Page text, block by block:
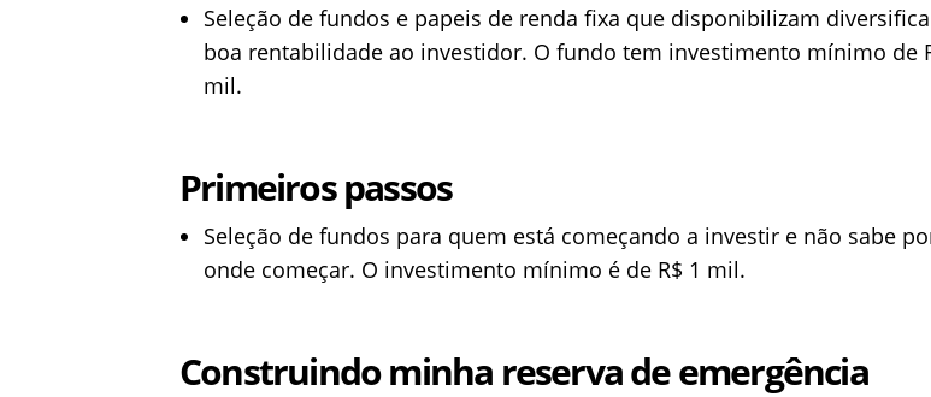
Seleção de fundos e papeis de renda fixa que disponibilizam
boa rentabilidade ao investidor. O fundo tem investimento mínimo de
mil.
Primeiros passos
Seleção de fundos para quem está começando a investir e não sabe
onde começar. O investimento mínimo é de R$ 1 mil.
Construindo minha reserva de emergência